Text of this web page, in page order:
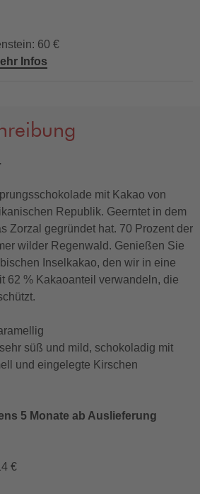
60 €
Infos
mit Kakao von
Republik. Geerntet in dem
Zorzal gegründet hat. 70 Prozent der
wilder Regenwald. Genießen Sie
Inselkakao, den wir in eine
62 % Kakaoanteil verwandeln, die
süß und mild, schokoladig mit
und eingelegte Kirschen
5 Monate ab Auslieferung
€